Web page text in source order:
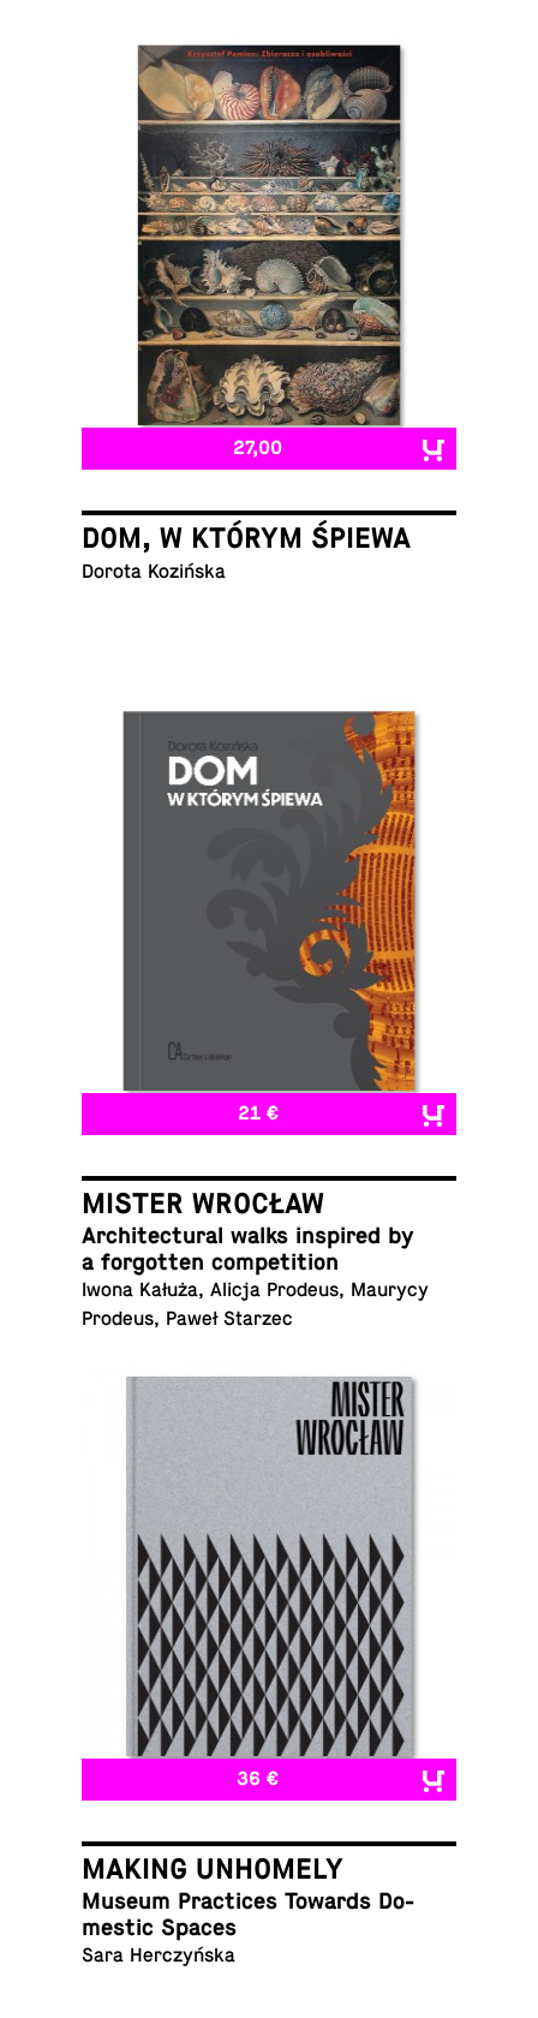
27,00
DOM, W KTÓRYM ŚPIEWA
Dorota Kozińska
21 €
MISTER WROCŁAW
Ar­chi­tec­tural walks in­spired by
a for­got­ten competition
Iwona Kałuża, Alicja Prodeus, Maurycy
Prodeus, Paweł Starzec
36 €
MAKING UNHOMELY
Museum Prac­tices Towards Do­
mes­tic Spaces
Sara Herczyńska